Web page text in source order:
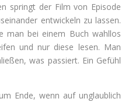
springt der Film von Episode
entwickeln zu lassen.
man bei einem Buch wahllos
und nur diese lesen. Man
was passiert. Ein Gefühl
Ende, wenn auf unglaublich